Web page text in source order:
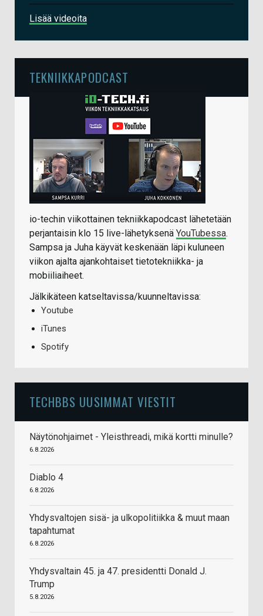
Lisää videoita
TEKNIIKKAPODCAST
io-techin viikottainen tekniikkapodcast lähetetään
perjantaisin klo 15 live-lähetyksenä YouTubessa.
Sampsa ja Juha käyvät keskenään läpi kuluneen
viikon ajalta ajankohtaiset tietotekniikka- ja
mobiiliaiheet.
Jälkikäteen katseltavissa/kuunneltavissa:
Youtube
iTunes
Spotify
TECHBBS UUSIMMAT VIESTIT
Näytönohjaimet - Yleisthreadi, mikä kortti minulle?
6.8.2026
Diablo 4
6.8.2026
Yhdysvaltojen sisä- ja ulkopolitiikka & muut maan
tapahtumat
6.8.2026
Yhdysvaltain 45. ja 47. presidentti Donald J.
Trump
5.8.2026